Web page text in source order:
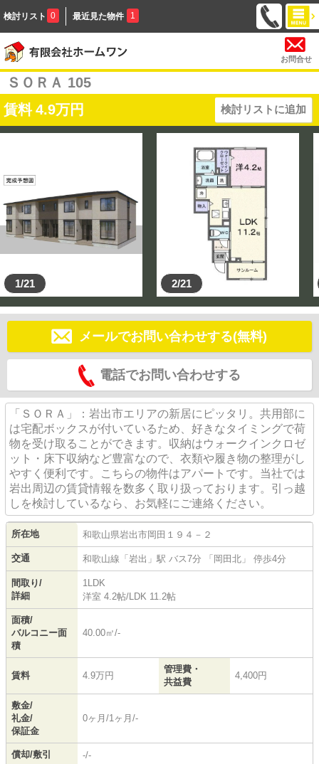
検討リスト 0 最近見た物件 1
お問合せ
ＳＯＲＡ 105
賃料 4.9万円 検討リストに追加
1/21 2/21
メールでお問い合わせする(無料)
電話でお問い合わせする
「ＳＯＲＡ」：岩出市エリアの新居にピッタリ。共用部に
は宅配ボックスが付いているため、好きなタイミングで荷
物を受け取ることができます。収納はウォークインクロゼ
ット・床下収納など豊富なので、衣類や履き物の整理がし
やすく便利です。こちらの物件はアパートです。当社では
岩出周辺の賃貸情報を数多く取り扱っております。引っ越
しを検討しているなら、お気軽にご連絡ください。
所在地 和歌山県岩出市岡田 １９４－２
交通 和歌山線 「 岩出 」駅 バス7分 「岡田北」 停歩4分
間取り/
詳細
1LDK
洋室 4.2帖/ LDK 11.2帖
面積/
バルコニー面
積
40.00㎡/-
賃料 4.9万円
管理費・
共益費
4,400円
敷金/
礼金/
保証金
0ヶ月/1ヶ月/-
償却/敷引 -/-